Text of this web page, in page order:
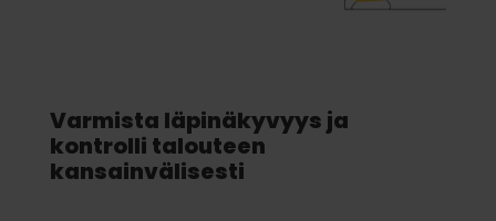
Varmista läpinäkyvyys ja
kontrolli talouteen
kansainvälisesti